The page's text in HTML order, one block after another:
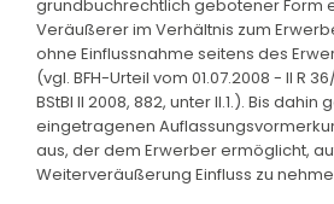
grundbuchrechtlich gebotener Form
Veräußerer im Verhältnis zum
ohne Einflussnahme seitens des
(vgl. BFH-Urteil vom 01.07.2008 - II R
BStBl II 2008, 882, unter II.1.). Bis dahin
eingetragenen
aus, der dem Erwerber ermöglicht,
Weiterveräußerung Einfluss zu